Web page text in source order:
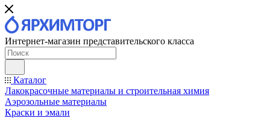
Интернет-магазин представительского класса
Каталог
Лакокрасочные материалы и строительная химия
Аэрозольные материалы
Краски и эмали